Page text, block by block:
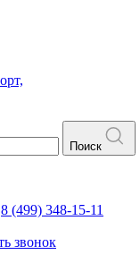
Поиск
8 (499) 348-15-11
звонок